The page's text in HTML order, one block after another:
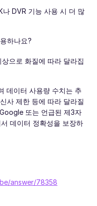
나 DVR 기능 사용 시 더 많
하나요?
으로 화질에 따라 달라집
데이터 사용량 수치는 추
사 제한 등에 따라 달라질
또는 언급된 제3자
데이터 정확성을 보장하
answer/78358